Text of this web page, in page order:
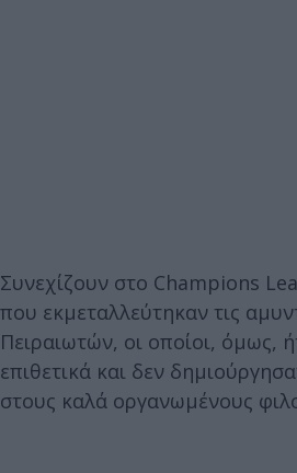
Συνεχίζουν στο Champions
που εκμεταλλεύτηκαν τις
Πειραιωτών, οι οποίοι, όμως,
επιθετικά και δεν
στους καλά οργανωμένους